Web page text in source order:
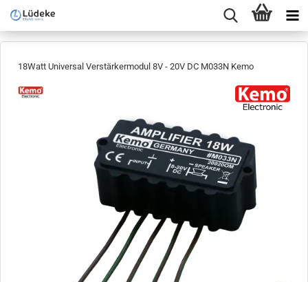
18Watt Universal Verstärkermodul 8V - 20V DC M033N Kemo